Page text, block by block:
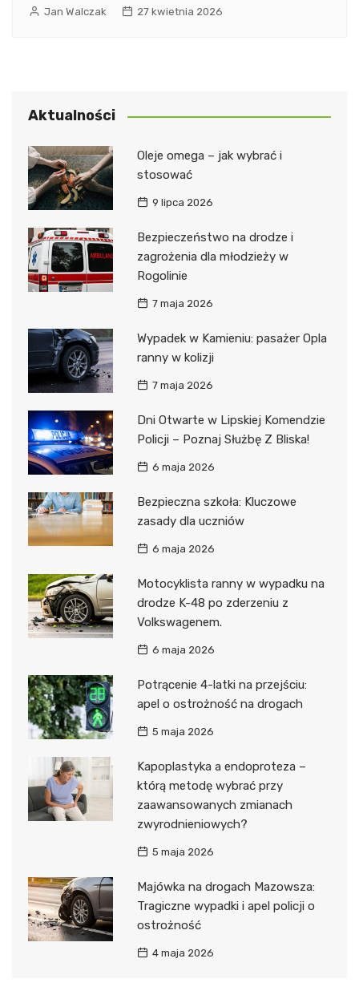
Jan Walczak 27 kwietnia 2026
Aktualności
Oleje omega – jak wybrać i
stosować
9 lipca 2026
Bezpieczeństwo na drodze i
zagrożenia dla młodzieży w
Rogolinie
7 maja 2026
Wypadek w Kamieniu: pasażer Opla
ranny w kolizji
7 maja 2026
Dni Otwarte w Lipskiej Komendzie
Policji – Poznaj Służbę Z Bliska!
6 maja 2026
Bezpieczna szkoła: Kluczowe
zasady dla uczniów
6 maja 2026
Motocyklista ranny w wypadku na
drodze K-48 po zderzeniu z
Volkswagenem.
6 maja 2026
Potrącenie 4-latki na przejściu:
apel o ostrożność na drogach
5 maja 2026
Kapoplastyka a endoproteza –
którą metodę wybrać przy
zaawansowanych zmianach
zwyrodnieniowych?
5 maja 2026
Majówka na drogach Mazowsza:
Tragiczne wypadki i apel policji o
ostrożność
4 maja 2026